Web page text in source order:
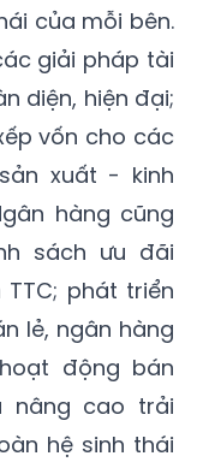
của mỗi bên.
giải pháp tài
diện, hiện đại;
vốn cho các
xuất - kinh
hàng cũng
sách ưu đãi
phát triển
lẻ, ngân hàng
động bán
nâng cao trải
hệ sinh thái